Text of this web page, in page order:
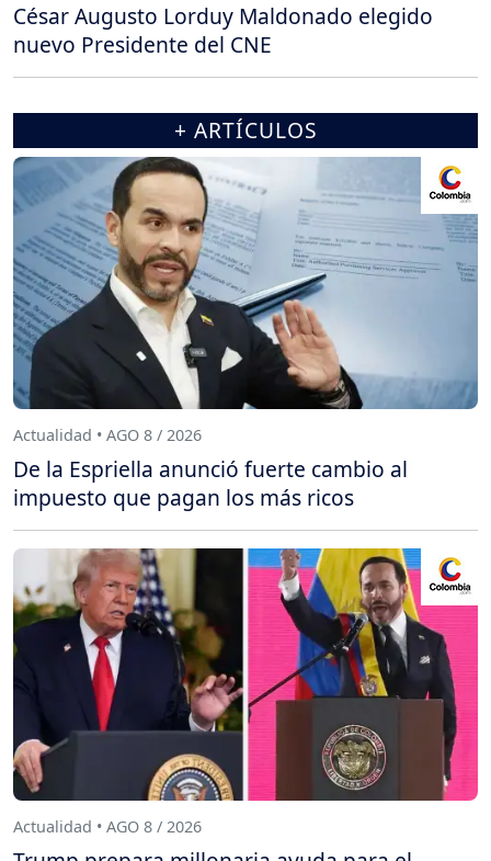
César Augusto Lorduy Maldonado elegido
nuevo Presidente del CNE
+ ARTÍCULOS
Actualidad • AGO 8 / 2026
De la Espriella anunció fuerte cambio al
impuesto que pagan los más ricos
Actualidad • AGO 8 / 2026